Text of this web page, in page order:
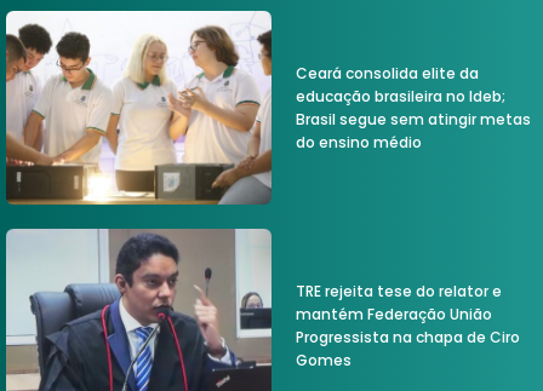
Ceará consolida elite da
educação brasileira no Ideb;
Brasil segue sem atingir metas
do ensino médio
TRE rejeita tese do relator e
mantém Federação União
Progressista na chapa de Ciro
Gomes